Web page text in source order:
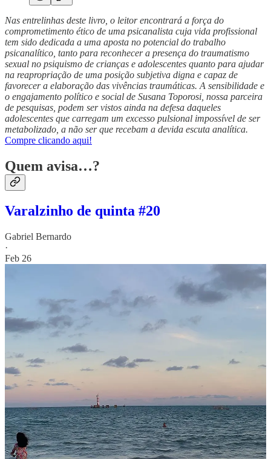
Nas entrelinhas deste livro, o leitor encontrará a força do
comprometimento ético de uma psicanalista cuja vida profissional
tem sido dedicada a uma aposta no potencial do trabalho
psicanalítico, tanto para reconhecer a presença do traumatismo
sexual no psiquismo de crianças e adolescentes quanto para ajudar
na reapropriação de uma posição subjetiva digna e capaz de
favorecer a elaboração das vivências traumáticas. A sensibilidade e
o engajamento político e social de Susana Toporosi, nossa parceira
de pesquisas, podem ser vistos ainda na defesa daqueles
adolescentes que carregam um excesso pulsional impossível de ser
metabolizado, a não ser que recebam a devida escuta analítica.
Compre clicando aqui!
Quem avisa…?
Varalzinho de quinta #20
Gabriel Bernardo
·
Feb 26